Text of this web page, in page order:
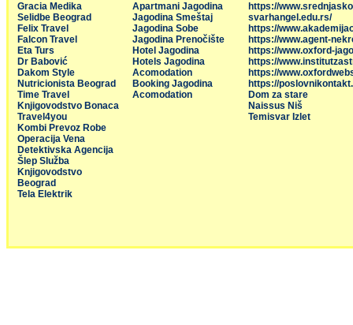
Gracia Medika
Selidbe Beograd
Felix Travel
Falcon Travel
Eta Turs
Dr Babović
Dakom Style
Nutricionista Beograd
Time Travel
Knjigovodstvo Bonaca
Travel4you
Kombi Prevoz Robe
Operacija Vena
Detektivska Agencija
Šlep Služba
Knjigovodstvo
Beograd
Tela Elektrik
Apartmani Jagodina
Jagodina Smeštaj
Jagodina Sobe
Jagodina Prenočište
Hotel Jagodina
Hotels Jagodina
Acomodation
Booking Jagodina
Acomodation
https://
svarhangel.edu.rs/
https://
https://www.agent-
https://www.oxford-
https://
https://
https://
Dom za stare
Naissus Niš
Temisvar Izlet